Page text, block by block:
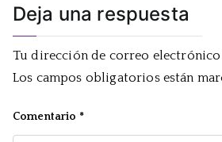
Deja una respuesta
Tu dirección de correo electrónico
Los campos obligatorios están
Comentario *